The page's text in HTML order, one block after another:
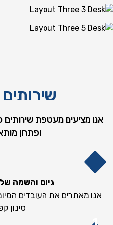
טפסנות
ריצוף וגמרים
שירותים
אנו מציעים מעטפת
ופתרון
גיוס והשמה
אנו מאתרים את העובדים
סינון